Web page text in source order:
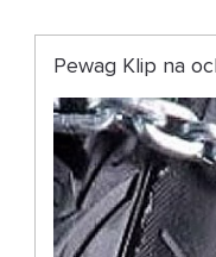
Pewag Klip na